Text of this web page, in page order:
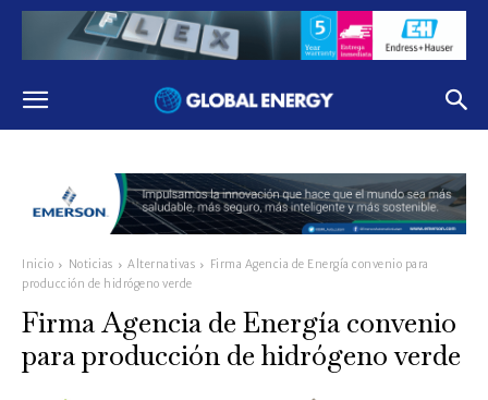
Inicio Noticias Alternativas
Firma Agencia de Energía convenio para
producción de hidrógeno verde
Firma Agencia de Energía convenio
para producción de hidrógeno verde